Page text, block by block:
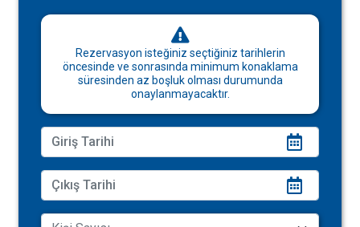
Rezervasyon isteğiniz seçtiğiniz tarihlerin
öncesinde ve sonrasında minimum konaklama
süresinden az boşluk olması durumunda
onaylanmayacaktır.